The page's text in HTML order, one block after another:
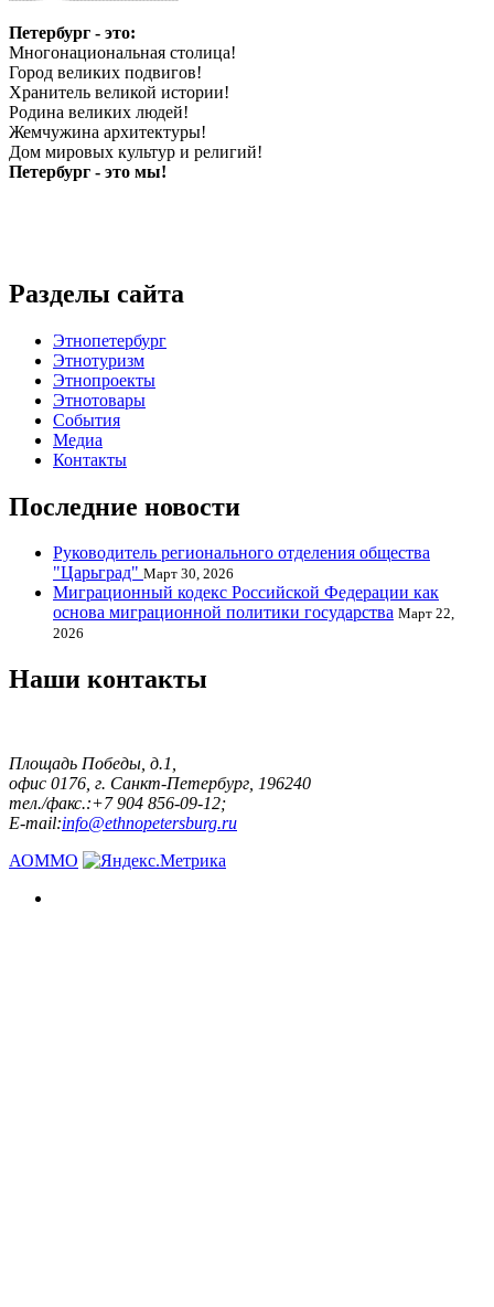
Петербург - это:
Многонациональная столица!
Город великих подвигов!
Хранитель великой истории!
Родина великих людей!
Жемчужина архитектуры!
Дом мировых культур и религий!
Петербург - это мы!
Разделы сайта
Этнопетербург
Этнотуризм
Этнопроекты
Этнотовары
События
Медиа
Контакты
Последние новости
Руководитель регионального отделения общества
"Царьград" Март 30, 2026
Миграционный кодекс Российской Федерации как
основа миграционной политики государства Март 22,
2026
Наши контакты
Площадь Победы, д.1,
офис 0176, г. Санкт-Петербург, 196240
тел./факс.:+7 904 856-09-12;
E-mail:info@ethnopetersburg.ru
АОММО